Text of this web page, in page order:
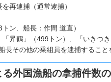
再逮捕（通常逮捕）
ン、船長：作間 道直）
昇鶴」（499トン）、「いきつき
長その他の乗組員を逮捕すること
外国漁船の拿捕件数の